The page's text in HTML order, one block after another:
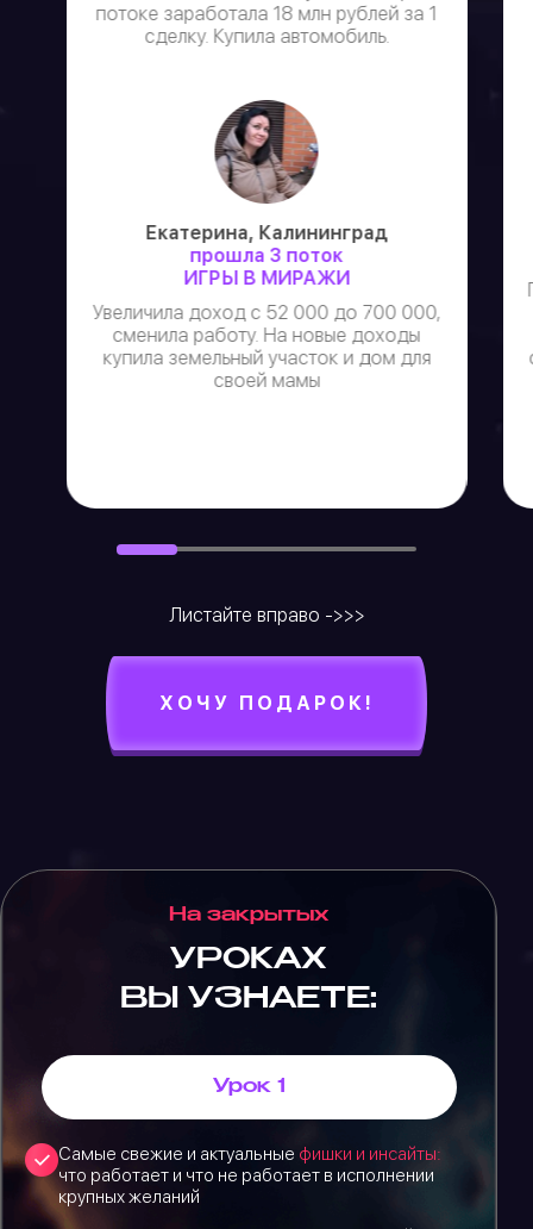
потоке заработала 18 млн рублей за 1
сделку. Купила автомобиль.
Екатерина, Калининград
прошла 3 поток
ИГРЫ В МИРАЖИ
Увеличила доход с 52 000 до 700 000,
сменила работу. На новые доходы
купила земельный участок и дом для
своей мамы
Листайте вправо ->>>
ХОЧУ ПОДАРОК!
На закрытых
УРОКАХ
ВЫ УЗНАЕТЕ:
Урок 1
Самые свежие и актуальные фишки и инсайты:
что работает и что не работает в исполнении
крупных желаний